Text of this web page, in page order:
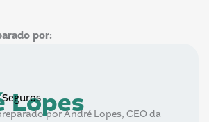
por:
Lopes
por André Lopes, CEO da